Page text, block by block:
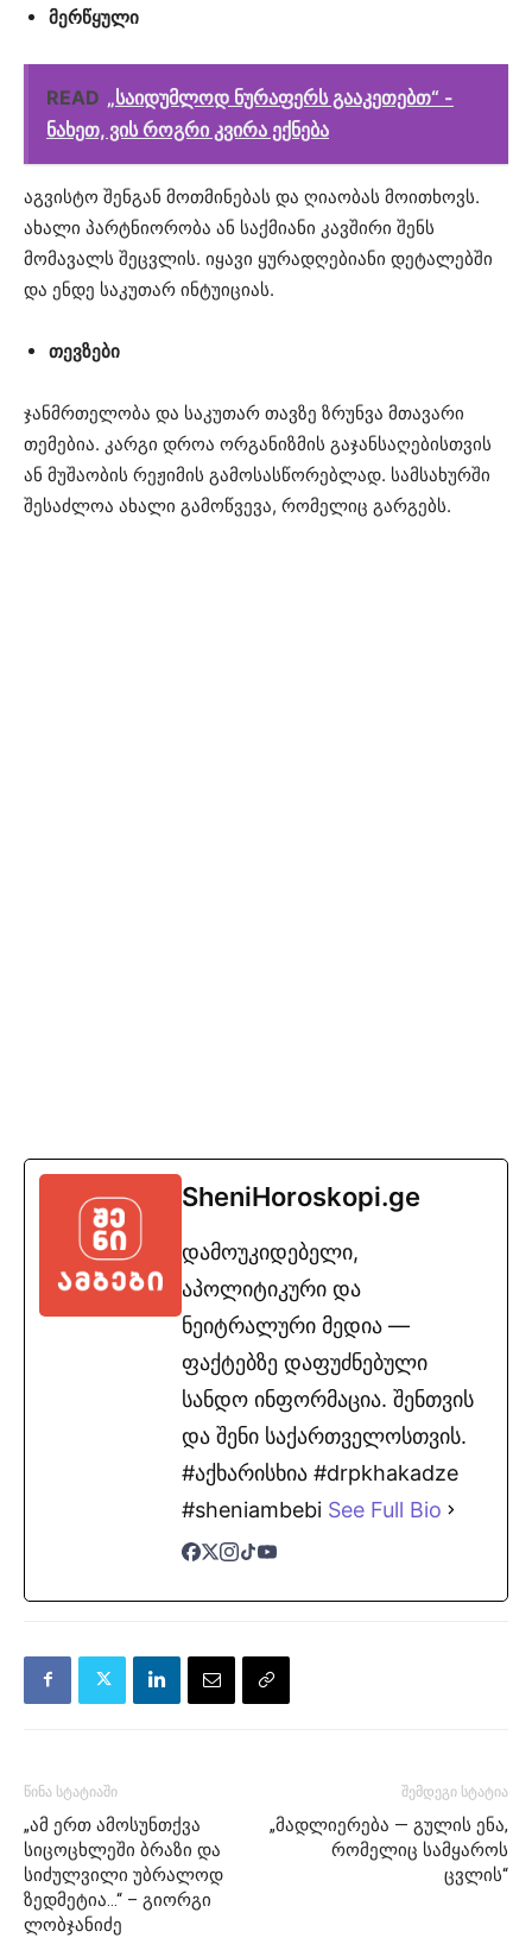
მერწყული
READ „საიდუმლოდ ნურაფერს გააკეთებთ“ -
ნახეთ, ვის როგრი კვირა ექნება
აგვისტო შენგან მოთმინებას და ღიაობას მოითხოვს.
ახალი პარტნიორობა ან საქმიანი კავშირი შენს
მომავალს შეცვლის. იყავი ყურადღებიანი დეტალებში
და ენდე საკუთარ ინტუიციას.
თევზები
ჯანმრთელობა და საკუთარ თავზე ზრუნვა მთავარი
თემებია. კარგი დროა ორგანიზმის გაჯანსაღებისთვის
ან მუშაობის რეჟიმის გამოსასწორებლად. სამსახურში
შესაძლოა ახალი გამოწვევა, რომელიც გარგებს.
SheniHoroskopi.ge
დამოუკიდებელი,
აპოლიტიკური და
ნეიტრალური მედია —
ფაქტებზე დაფუძნებული
სანდო ინფორმაცია. შენთვის
და შენი საქართველოსთვის.
#აქხარისხია #drpkhakadze
#sheniambebi See Full Bio
წინა სტატიაში
„ამ ერთ ამოსუნთქვა
სიცოცხლეში ბრაზი და
სიძულვილი უბრალოდ
ზედმეტია…“ – გიორგი
ლობჯანიძე
შემდეგი სტატია
„მადლიერება — გულის ენა,
რომელიც სამყაროს
ცვლის“